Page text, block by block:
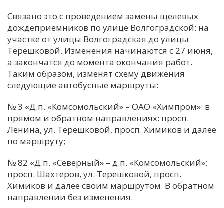
М
Н
Х
Ч
Я
Связано это с проведением замены щелевых
дождеприемников по улице Волгоградской: на
участке от улицы Волгоградская до улицы
Терешковой. Изменения начинаются с 27 июня,
а закончатся до момента окончания работ.
Таким образом, изменят схему движения
следующие автобусные маршруты:
№ 3 «Д.п. «Комсомольский» – ОАО «Химпром»: в
прямом и обратном направлениях: просп.
Ленина, ул. Терешковой, просп. Химиков и далее
по маршруту;
№ 82 «Д.п. «Северный» – д.п. «Комсомольский»:
просп. Шахтеров, ул. Терешковой, просп.
Химиков и далее своим маршрутом. В обратном
направлении без изменения.